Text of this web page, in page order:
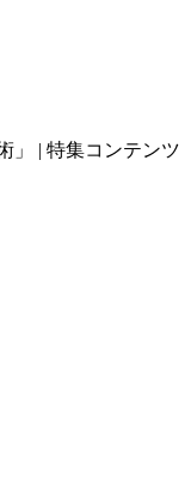
」 | 特集コンテンツ